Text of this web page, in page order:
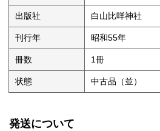
出版社 白山比咩神社
刊行年 昭和55年
冊数 1冊
状態 中古品（並）
発送について